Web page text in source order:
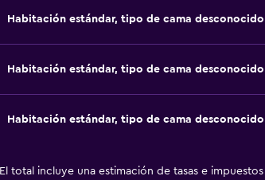
Habitación estándar, tipo de cama desconocido
Habitación estándar, tipo de cama desconocido
Habitación estándar, tipo de cama desconocido
El total incluye una estimación de tasas e